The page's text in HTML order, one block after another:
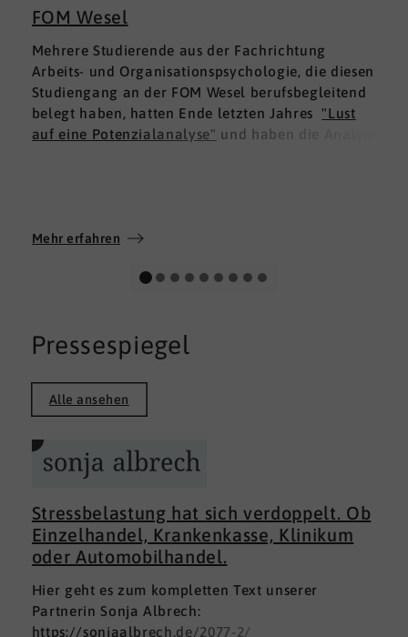
FOM Wesel
Mehrere Studierende aus der Fachrichtung
Arbeits- und Organisationspsychologie, die diesen
Studiengang an der FOM Wesel berufsbegleitend
belegt haben, hatten Ende letzten Jahres "Lust
auf eine Potenzialanalyse" und haben die Analyse
Wir wünschen allen Teilnehmerinnen und
persönlichen Weg und viel Erfolg.
Mehr erfahren
Pressespiegel
Alle ansehen
Stressbelastung hat sich verdoppelt. Ob
Einzelhandel, Krankenkasse, Klinikum
oder Automobilhandel.
Hier geht es zum kompletten Text unserer
Partnerin Sonja Albrech:
https://sonjaalbrech.de/2077-2/